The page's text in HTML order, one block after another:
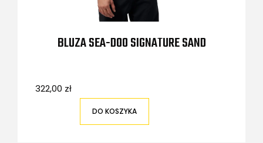
BLUZA SEA-DOO SIGNATURE SAND
322,00 zł
DO KOSZYKA